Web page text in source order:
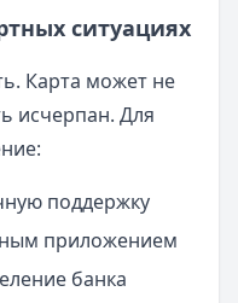
ситуациях
Карта может не
исчерпан. Для
поддержку
приложением
банка